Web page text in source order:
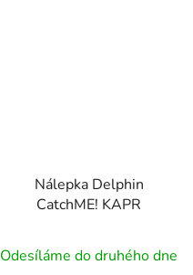
Nálepka Delphin
CatchME! KAPR
Odesíláme do druhého dne